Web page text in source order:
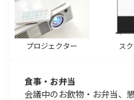
プロジェクター ス
食事・お弁当
会議中のお飲物・お弁当、